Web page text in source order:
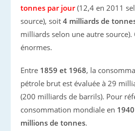
tonnes par jour(12,4 en 2011
source), soit4 milliards de
milliards selon une autre source).
énormes.
Entre 1859 et 1968, la
pétrole brut est évaluée à 29
(200 milliards de barrils). Pour
consommation mondiale en
millions de tonnes.